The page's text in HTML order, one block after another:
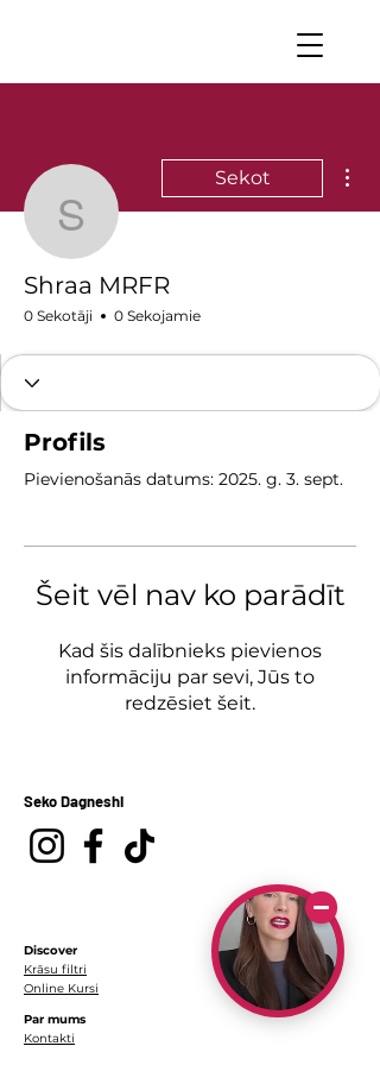
Shraa MRFR
Sekot
Shraa MRFR
0 Sekotāji 0 Sekojamie
Profils
Pievienošanās datums: 2025. g. 3. sept.
Šeit vēl nav ko parādīt
Kad šis dalībnieks pievienos
informāciju par sevi, Jūs to
redzēsiet šeit.
Seko Dagneshi
Discover
Krāsu filtri
Online Kursi
Par mums
Kontakti